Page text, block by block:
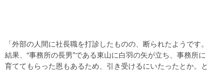
「外部の人間に社長職を打診したものの、断られたようです。
結果、“事務所の長男”である東山に白羽の矢が立ち、事務所に
育ててもらった恩もあるため、引き受けるにいたったとか。と